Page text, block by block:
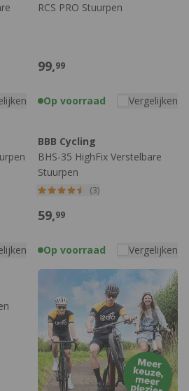
RCS PRO Stuurpen
99,99
Op voorraad Vergelijken
BBB Cycling
BHS-35 HighFix Verstelbare
Stuurpen
(3)
59,99
Op voorraad Vergelijken